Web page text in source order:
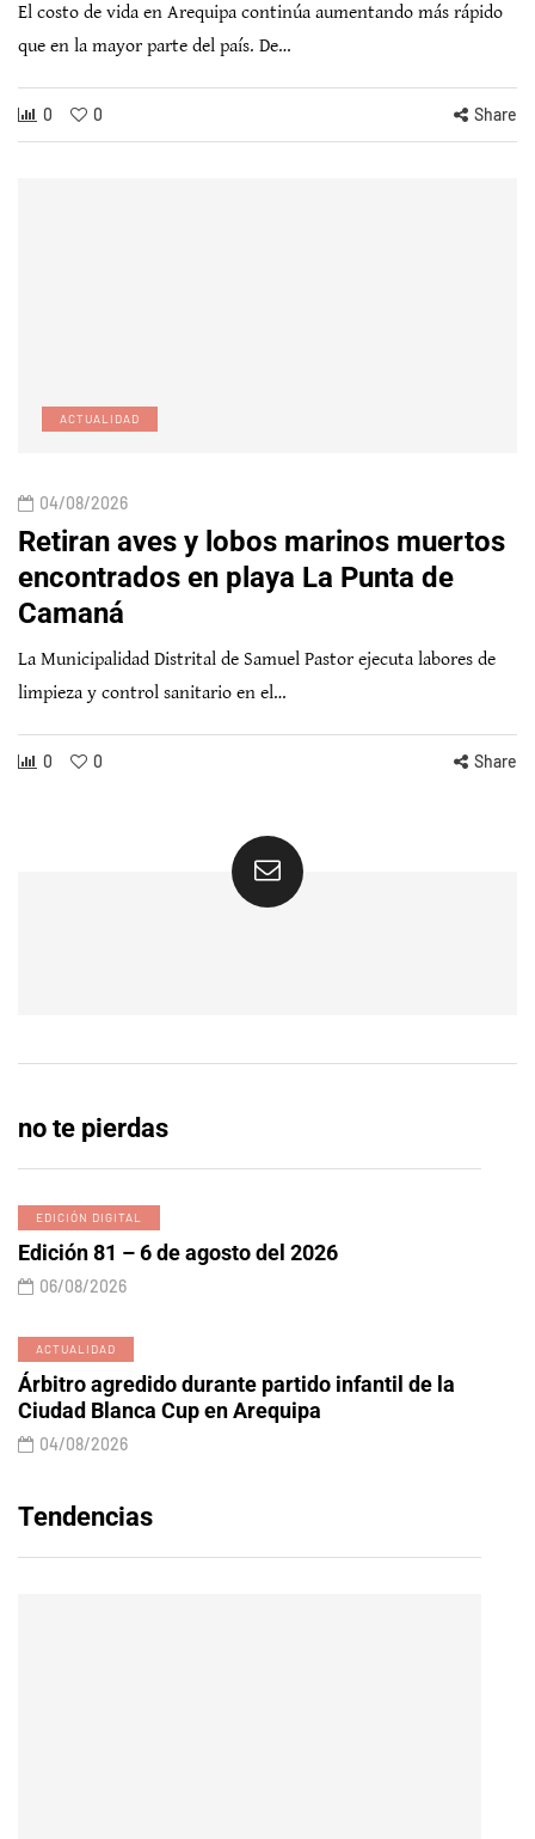
El costo de vida en Arequipa continúa aumentando más rápido
que en la mayor parte del país. De…
0 0 Share
ACTUALIDAD
04/08/2026
Retiran aves y lobos marinos muertos
encontrados en playa La Punta de
Camaná
La Municipalidad Distrital de Samuel Pastor ejecuta labores de
limpieza y control sanitario en el…
0 0 Share
no te pierdas
EDICIÓN DIGITAL
Edición 81 – 6 de agosto del 2026
06/08/2026
ACTUALIDAD
Árbitro agredido durante partido infantil de la
Ciudad Blanca Cup en Arequipa
04/08/2026
Tendencias